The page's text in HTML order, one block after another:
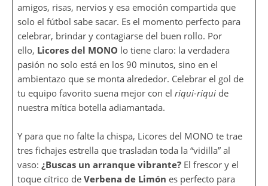
amigos, risas, nervios y esa emoción compartida que
solo el fútbol sabe sacar. Es el momento perfecto para
celebrar, brindar y contagiarse del buen rollo. Por
ello, Licores del MONO lo tiene claro: la verdadera
pasión no solo está en los 90 minutos, sino en el
ambientazo que se monta alrededor. Celebrar el gol de
tu equipo favorito suena mejor con el riqui-riquide
nuestra mítica botella adiamantada.
Y para que no falte la chispa, Licores del MONO te trae
tres fichajes estrella que trasladan toda la “vidilla” al
vaso: ¿Buscas un arranque vibrante?El frescor y el
toque cítrico de Verbena de Limón es perfecto para